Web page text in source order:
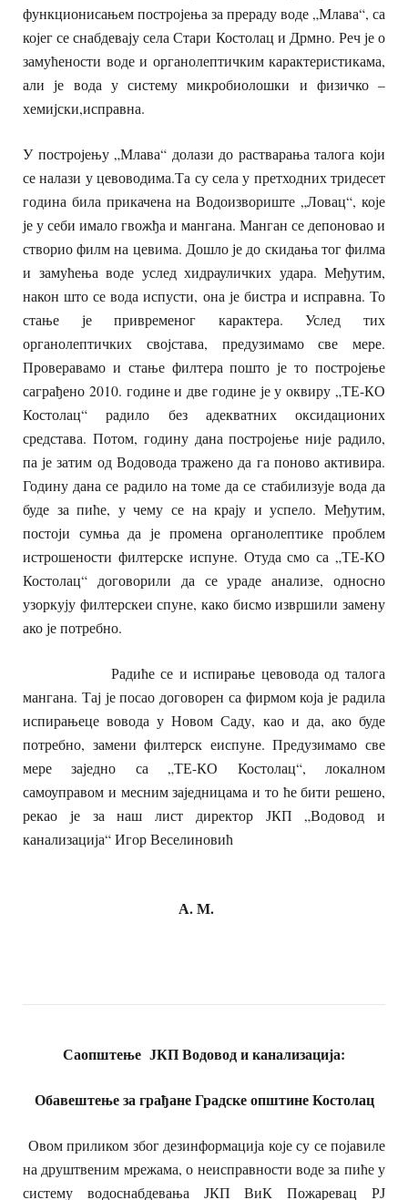
функционисањем постројења за прераду воде „Млава“, са
којег се снабдевају села Стари Костолац и Дрмно. Реч је о
замућености воде и органолептичким карактеристикама,
али је вода у систему микробиолошки и физичко –
хемијски,исправна.
У постројењу „Млава“ долази до растварања талога који
се налази у цевоводима.Та су села у претходних тридесет
година била прикачена на Водоизвориште „Ловац“, које
је у себи имало гвожђа и мангана. Манган се депоновао и
створио филм на цевима. Дошло је до скидања тог филма
и замућења воде услед хидрауличких удара. Међутим,
након што се вода испусти, она је бистра и исправна. То
стање је привременог карактера. Услед тих
органолептичких својстава, предузимамо све мере.
Проверавамо и стање филтера пошто је то постројење
саграђено 2010. године и две године је у оквиру „ТЕ-КО
Костолац“ радило без адекватних оксидационих
средстава. Потом, годину дана постројење није радило,
па је затим од Водовода тражено да га поново активира.
Годину дана се радило на томе да се стабилизује вода да
буде за пиће, у чему се на крају и успело. Међутим,
постоји сумња да је промена органолептике проблем
истрошености филтерске испуне. Отуда смо са „ТЕ-КО
Костолац“ договорили да се ураде анализе, односно
узоркују филтерскеи спуне, како бисмо извршили замену
ако је потребно.
Радиће се и испирање цевовода од талога
мангана. Тај је посао договорен са фирмом која је радила
испирањеце вовода у Новом Саду, као и да, ако буде
потребно, замени филтерск еиспуне. Предузимамо све
мере заједно са „ТЕ-КО Костолац“, локалном
самоуправом и месним заједницама и то ће бити решено,
рекао је за наш лист директор ЈКП „Водовод и
канализација“ Игор Веселиновић
А. М.
Саопштење ЈКП Водовод и канализација:
Обавештење за грађане Градске општине Костолац
Овом приликом због дезинформација које су се појавиле
на друштвеним мрежама, о неисправности воде за пиће у
систему водоснабдевања ЈКП ВиК Пожаревац РЈ